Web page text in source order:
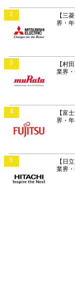
2
【三
界・
3
【村
業界
4
【富
界・
5
【日
業界